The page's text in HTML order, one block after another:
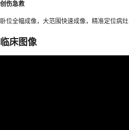
创伤急救
卧位全幅成像，大范围快速成像，精准定位病灶
临床图像